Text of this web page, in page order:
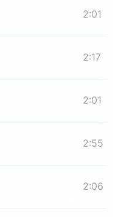
2:01
2:17
2:01
2:55
2:06